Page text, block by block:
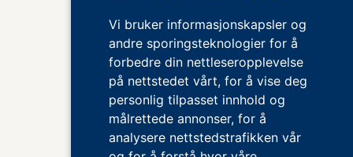
Vi bruker informasjonskapsler og
andre sporingsteknologier for å
forbedre din nettleseropplevelse
på nettstedet vårt, for å vise deg
personlig tilpasset innhold og
målrettede annonser, for å
analysere nettstedstrafikken vår